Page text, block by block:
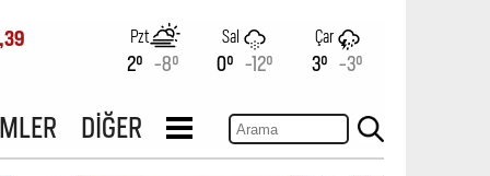
Pzt
2° -8°
Sal
0° -12°
Çar
3° -3°
DİĞER